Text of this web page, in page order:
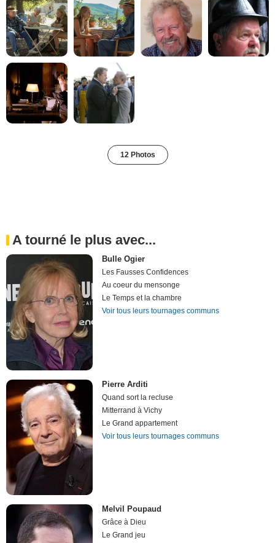
12 Photos
A tourné le plus avec...
Bulle Ogier
Les Fausses Confidences
Au coeur du mensonge
Le Temps et la chambre
Voir tous leurs tournages communs
Pierre Arditi
Quand sort la recluse
Mitterrand à Vichy
Le Grand appartement
Voir tous leurs tournages communs
Melvil Poupaud
Grâce à Dieu
Le Grand jeu